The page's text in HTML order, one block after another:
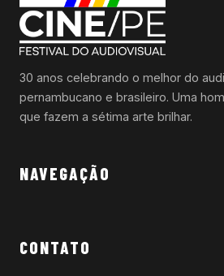
30 anos celebrando o melhor do
pernambucano e brasileiro. Uma
que fazem a sétima arte brilhar.
NAVEGAÇÃO
CONTATO